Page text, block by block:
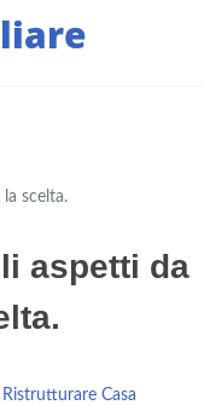
scelta.
aspetti da
Ristrutturare Casa